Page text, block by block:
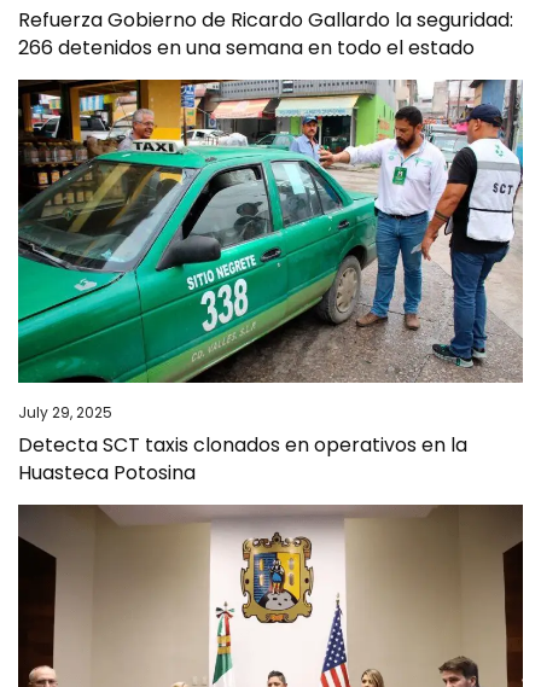
Refuerza Gobierno de Ricardo Gallardo la seguridad:
266 detenidos en una semana en todo el estado
July 29, 2025
Detecta SCT taxis clonados en operativos en la
Huasteca Potosina